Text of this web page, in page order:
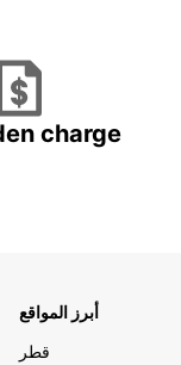
charge
أبرز المواقع
قطر